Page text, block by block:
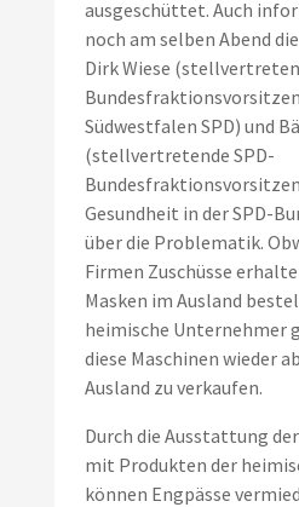
ausgeschüttet. Auch
noch am selben Abend
Dirk Wiese
Südwestfalen SPD) und
(stellvertretende SPD-
Gesundheit in der SPD-
über die Problematik.
Firmen Zuschüsse
Masken im Ausland
heimische Unternehmer
diese Maschinen wieder
Ausland zu verkaufen.
Durch die Ausstattung
mit Produkten der
können Engpässe